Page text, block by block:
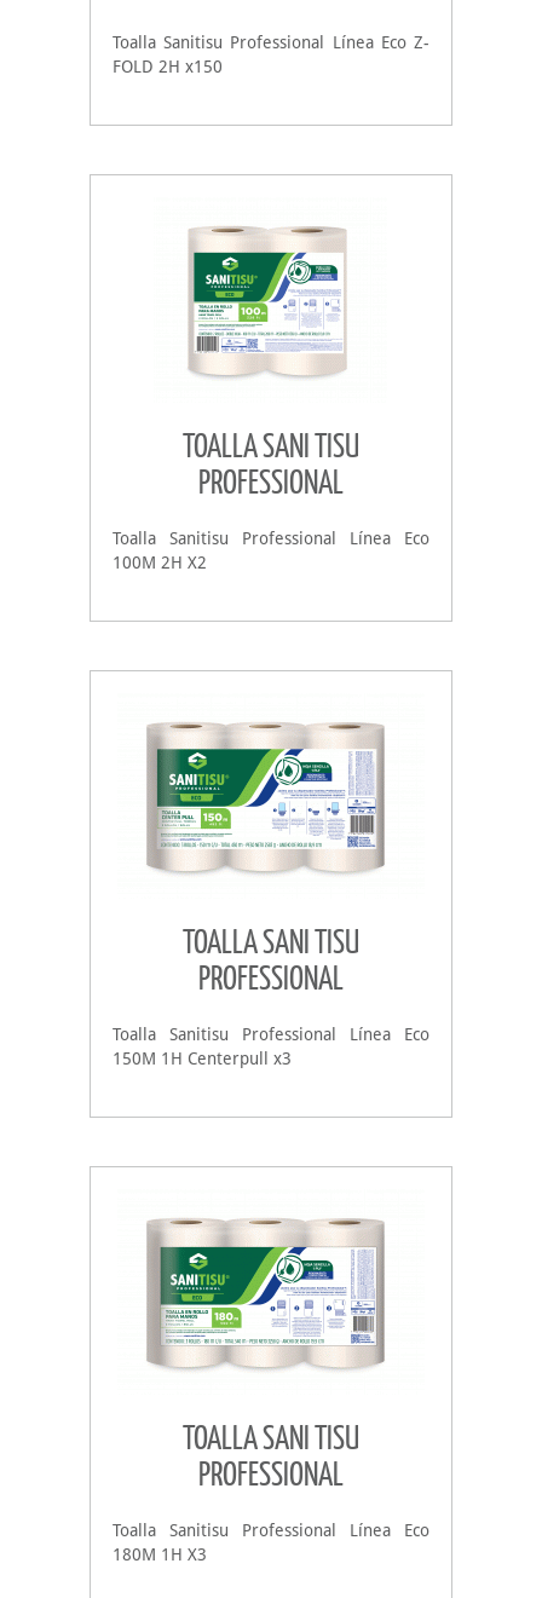
Toalla Sanitisu Professional Línea Eco Z-
FOLD 2H x150
TOALLA SANI TISU
PROFESSIONAL
Toalla Sanitisu Professional Línea Eco
100M 2H X2
TOALLA SANI TISU
PROFESSIONAL
Toalla Sanitisu Professional Línea Eco
150M 1H Centerpull x3
TOALLA SANI TISU
PROFESSIONAL
Toalla Sanitisu Professional Línea Eco
180M 1H X3